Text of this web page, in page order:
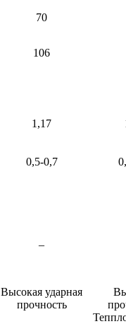
70
106
1,17
0,5-0,7
–
Высокая ударная
прочность